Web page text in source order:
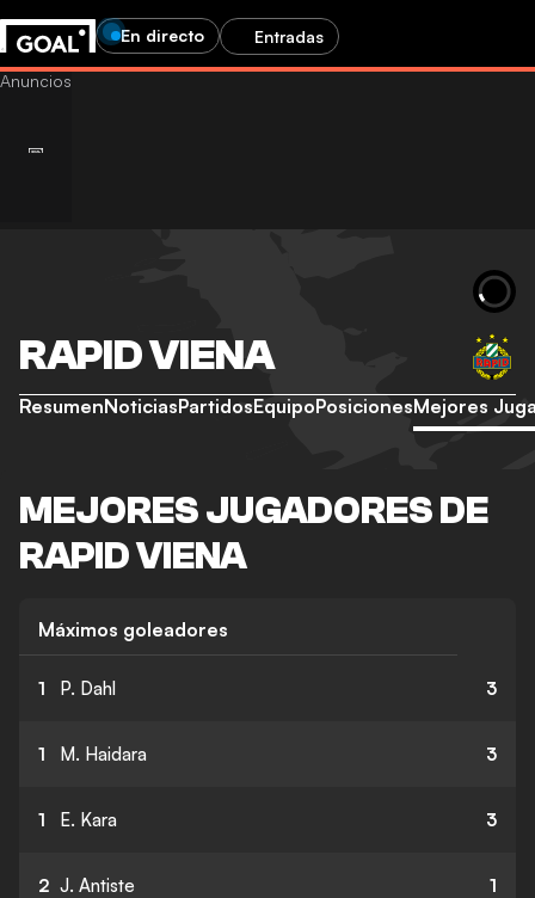
En directo Entradas
RAPID VIENA
ResumenNoticiasPartidosEquipoPosicionesMejores
MEJORES JUGADORES DE
RAPID VIENA
Máximos goleadores
1 P. Dahl 3
1 M. Haidara 3
1 E. Kara 3
2 J. Antiste 1